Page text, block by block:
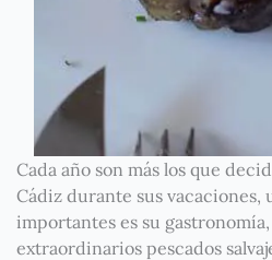
Cada año son más los que
Cádiz durante sus vacaciones,
importantes es su
extraordinarios pescados